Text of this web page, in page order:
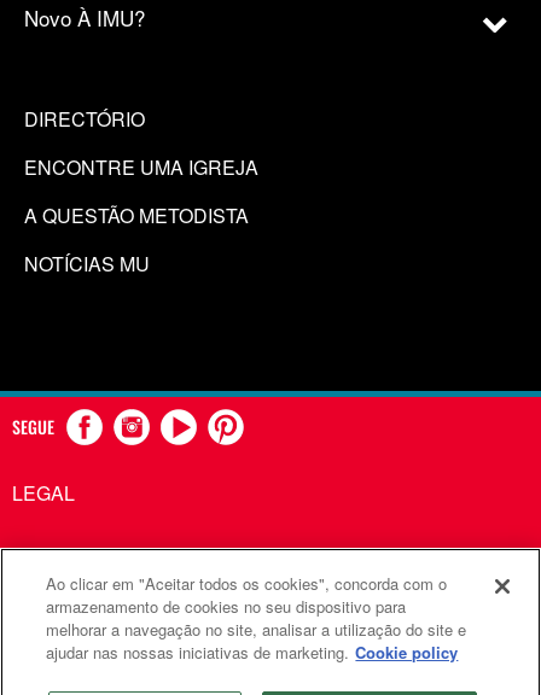
Novo À IMU?
DIRECTÓRIO
ENCONTRE UMA IGREJA
A QUESTÃO METODISTA
NOTÍCIAS MU
SEGUE
LEGAL
Comunicações Metodistas Unidas é uma agência da Igreja
Metodista Unida
©2026 Comunicações Metodistas Unidas. Todos os direitos
Ao clicar em "Aceitar todos os cookies", concorda com o
armazenamento de cookies no seu dispositivo para
melhorar a navegação no site, analisar a utilização do site e
ajudar nas nossas iniciativas de marketing. Cookie policy